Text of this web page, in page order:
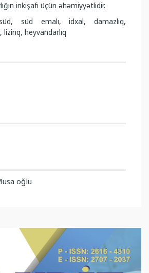
inkişafı üçün əhəmiyyətlidir.
süd emalı, idxal, damazlıq,
heyvandarlıq
oğlu